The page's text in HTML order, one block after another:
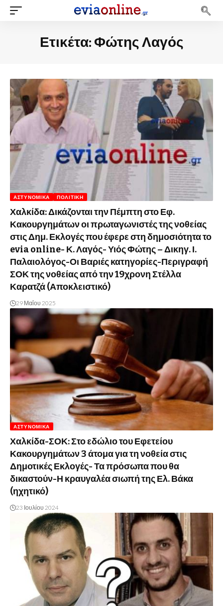
Ετικέτα:Φώτης Λαγός
ΑΣΤΥΝΟΜΙΚΆ ΠΟΛΙΤΙΚΉ
Χαλκίδα: Δικάζονται την Πέμπτη στο Εφ.
Κακουργημάτων οι πρωταγωνιστές της νοθείας
στις Δημ. Εκλογές που έφερε στη δημοσιότητα το
evia online- Κ. Λαγός- Υιός Φώτης – Δικηγ. Ι.
Παλαιολόγος-Οι Βαριές κατηγορίες-Περιγραφή
ΣΟΚ της νοθείας από την 19χρονη Στέλλα
Καρατζά (Αποκλειστικό)
29 Μαΐου 2025
ΑΣΤΥΝΟΜΙΚΆ
Χαλκίδα-ΣΟΚ: Στο εδώλιο του Εφετείου
Κακουργημάτων 3 άτομα για τη νοθεία στις
Δημοτικές Εκλογές- Τα πρόσωπα που θα
δικαστούν-Η κραυγαλέα σιωπή της Ελ. Βάκα
(ηχητικό)
23 Ιουλίου 2024